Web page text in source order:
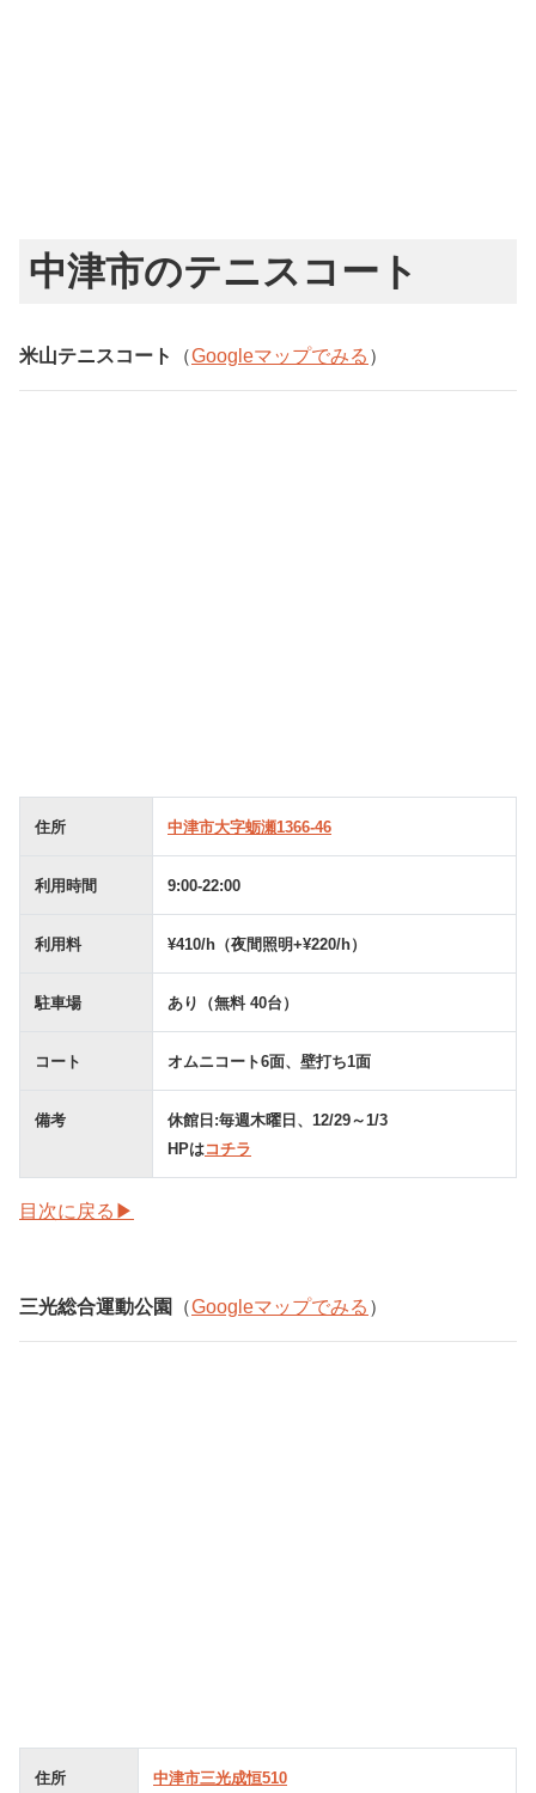
中津市のテニスコート
米山テニスコート （Googleマップでみる ）
住所 中津市大字蛎瀬1366-46
利用時間 9:00-22:00
利用料 ¥410/h（夜間照明+¥220/h）
駐車場 あり（無料 40台）
コート オムニコート6面、壁打ち1面
備考
休館日:毎週木曜日、12/29～1/3
HPはコチラ
目次に戻る▶
三光総合運動公園 （Googleマップでみる ）
住所 中津市三光成恒510